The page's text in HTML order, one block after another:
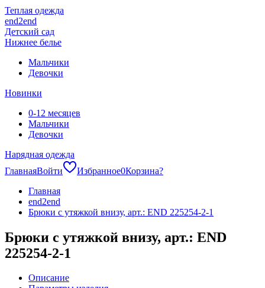
Теплая одежда
end2end
Детский сад
Нижнее белье
Мальчики
Девочки
Новинки
0-12 месяцев
Мальчики
Девочки
Нарядная одежда
ГлавнаяВойти Избранное0Корзина?
Главная
end2end
Брюки с утяжкой внизу, арт.: END 225254-2-1
Брюки с утяжкой внизу, арт.: END
225254-2-1
Описание